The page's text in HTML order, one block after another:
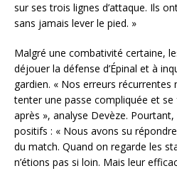
sur ses trois lignes d’attaque. Ils
sans jamais lever le pied. »
Malgré une combativité certaine,
déjouer la défense d’Épinal et à
gardien. « Nos erreurs
tenter une passe compliquée et
après », analyse Devèze.
positifs : « Nous avons su
du match. Quand on regarde les
n’étions pas si loin. Mais leur